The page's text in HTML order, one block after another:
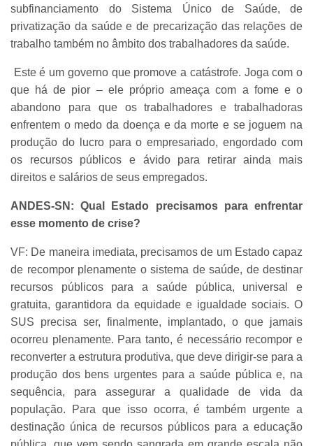
subfinanciamento do Sistema Único de Saúde, de
privatização da saúde e de precarização das relações de
trabalho também no âmbito dos trabalhadores da saúde.
Este é um governo que promove a catástrofe. Joga com o
que há de pior – ele próprio ameaça com a fome e o
abandono para que os trabalhadores e trabalhadoras
enfrentem o medo da doença e da morte e se joguem na
produção do lucro para o empresariado, engordado com
os recursos públicos e ávido para retirar ainda mais
direitos e salários de seus empregados.
ANDES-SN:
Qual Estado precisamos para enfrentar
esse momento de crise?
VF: De maneira imediata, precisamos de um Estado capaz
de recompor plenamente o sistema de saúde, de destinar
recursos públicos para a saúde pública, universal e
gratuita, garantidora da equidade e igualdade sociais. O
SUS precisa ser, finalmente, implantado, o que jamais
ocorreu plenamente. Para tanto, é necessário recompor e
reconverter a estrutura produtiva, que deve dirigir-se para a
produção dos bens urgentes para a saúde pública e, na
sequência, para assegurar a qualidade de vida da
população. Para que isso ocorra, é também urgente a
destinação única de recursos públicos para a educação